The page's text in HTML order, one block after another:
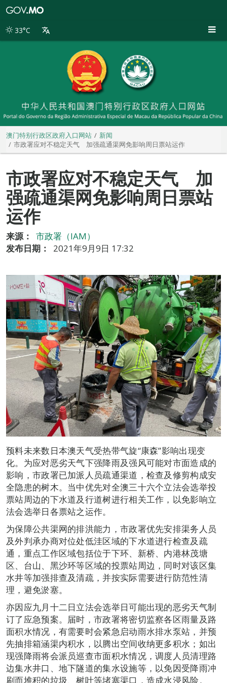
别
33°C
澳门特别行政区政府入口网站
新闻
市政署应对不稳定天气 加强疏通渠网免影响周日票站运作
市政署应对不稳定天气 加
强疏通渠网免影响周日票站
运作
来源：
市政署（IAM）
发布日期：
2021年9月9日 17:32
预料未来数日本澳天气受热带气旋“康森”影响出现变
化。为应对恶劣天气下强降雨及强风可能对市面造成的
影响，市政署已加派人员疏通渠道，检查及修剪构成安
全隐患的树木。当中优先对全澳三十六个立法会选举投
票站周边的下水道及行道树进行相关工作，以免影响立
法会选举日各票站之运作。
为保障公共渠网的排洪能力，市政署优先安排渠务人员
及外判承办商对位处低洼区域的下水道进行检查及疏
通，重点工作区域包括位于下环、新桥、内港林茂塘
区、台山、黑沙环等区域的投票站周边，同时对该区集
水井等加强排查及清疏，并按实际需要进行防范性清
理，避免淤塞。
亦因应九月十二日立法会选举日可能出现的恶劣天气制
订了应急预案。届时，市政署将密切监察各区雨量及路
面积水情况，有需要时会紧急启动雨水排水泵站，并预
先抽排箱涵渠内积水，以腾出空间收纳更多积水；如出
现强降雨将会派员巡查市面积水情况，调度人员清理路
边集水井口、地下隧道的集水设施等，以免因受降雨冲
刷而堆积的垃圾、树叶等堵塞渠口，造成水浸风险。